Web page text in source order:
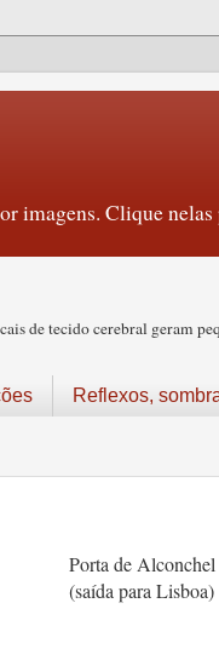
imagens. Clique
de tecido cerebral geram
Reflexos,
Porta de Alconchel
(saída para Lisboa)